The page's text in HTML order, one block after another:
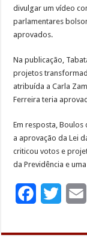
divulgar um vídeo
parlamentares
aprovados.
Na publicação,
projetos
atribuída a Carla
Ferreira teria
Em resposta, Boulos
a aprovação da Lei
criticou votos e
da Previdência e
c
i